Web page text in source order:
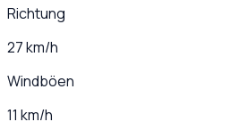
Richtung
27 km/h
Windböen
11 km/h